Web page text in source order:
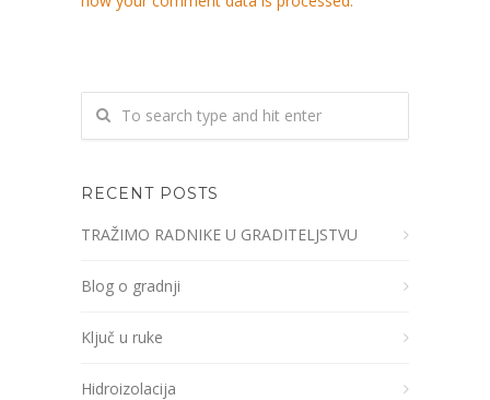
RECENT POSTS
TRAŽIMO RADNIKE U GRADITELJSTVU
Blog o gradnji
Ključ u ruke
Hidroizolacija